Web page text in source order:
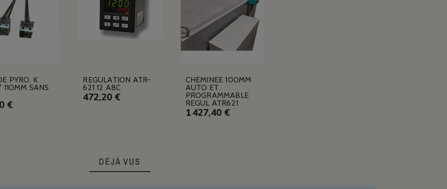
PYRO. K
110MM SANS
€
REGULATION ATR-
621 12 ABC
472,20 €
CHEMINEE 100MM
AUTO ET
PROGRAMMABLE
REGUL ATR621
1 427,40 €
DÉJÀ VUS